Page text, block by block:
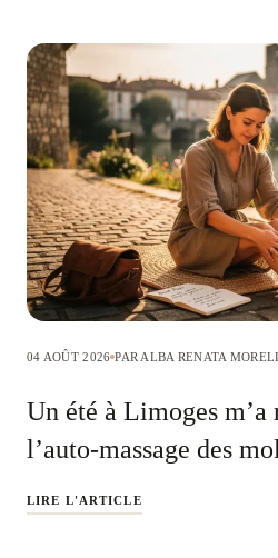
04 AOÛT 2026 PAR ALBA RENATA
Un été à Limoges
l’auto-massage des
LIRE L'ARTICLE